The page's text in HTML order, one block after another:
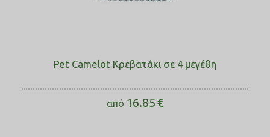
Pet Camelot Κρεβατάκι σε 4 μεγέθη
από 16.85€